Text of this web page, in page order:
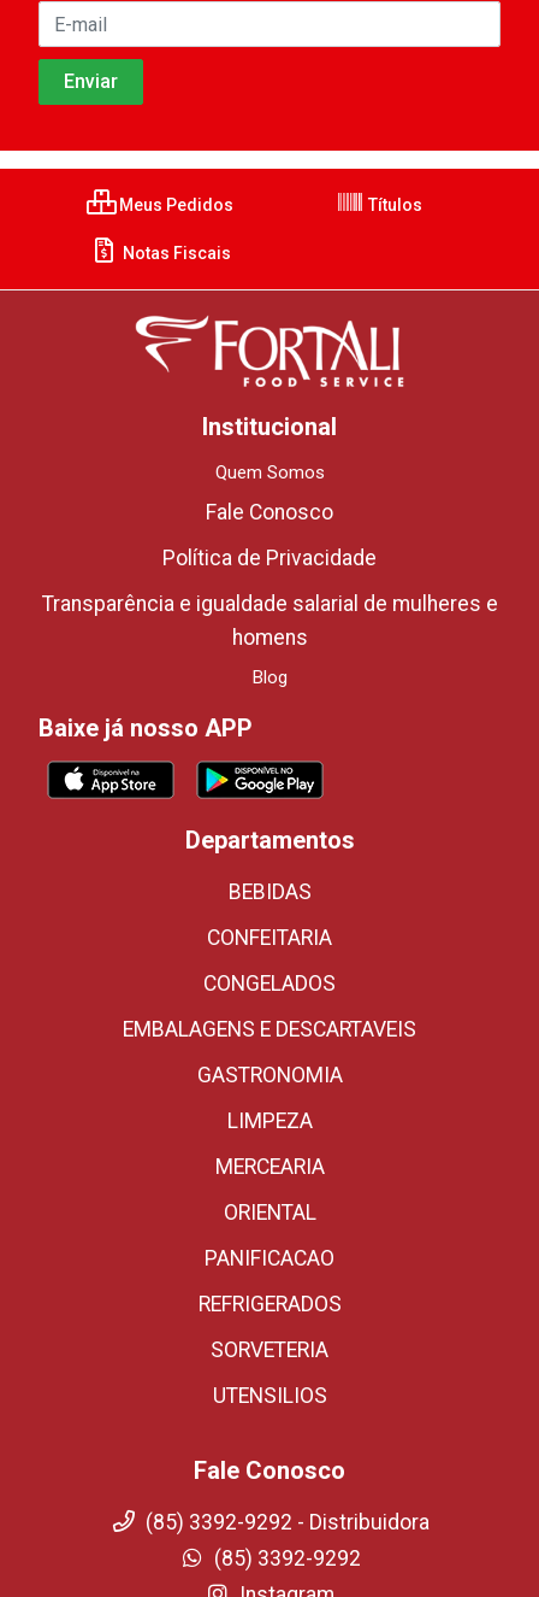
Meus Pedidos Títulos
Notas Fiscais
Institucional
Quem Somos
Fale Conosco
Política de Privacidade
Transparência e igualdade salarial de mulheres e
homens
Blog
Baixe já nosso APP
Departamentos
BEBIDAS
CONFEITARIA
CONGELADOS
EMBALAGENS E DESCARTAVEIS
GASTRONOMIA
LIMPEZA
MERCEARIA
ORIENTAL
PANIFICACAO
REFRIGERADOS
SORVETERIA
UTENSILIOS
Fale Conosco
(85) 3392-9292 - Distribuidora
(85) 3392-9292